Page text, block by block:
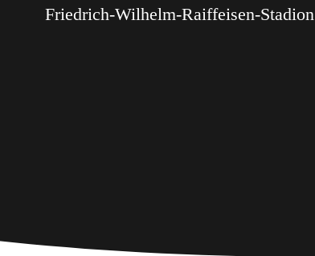
Friedrich-Wilhelm-Raiffeisen-Stadion